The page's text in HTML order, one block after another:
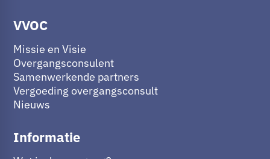
VVOC
Missie en Visie
Overgangsconsulent
Samenwerkende partners
Vergoeding overgangsconsult
Nieuws
Informatie